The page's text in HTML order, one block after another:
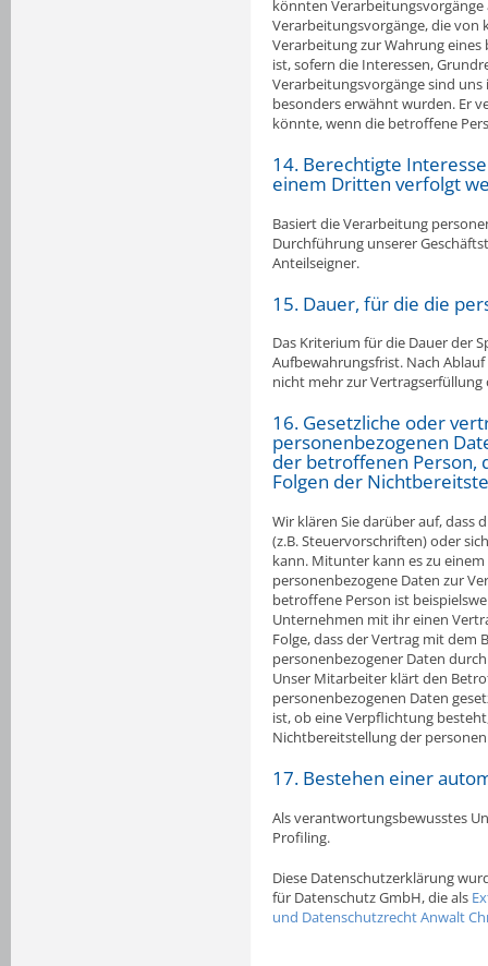
könnten Verarbeitungsvorgänge
Verarbeitungsvorgänge, die von
Verarbeitung zur Wahrung
ist, sofern die Interessen,
Verarbeitungsvorgänge sind
besonders erwähnt wurden. Er
könnte, wenn die betroffene
14. Berechtigte
einem Dritten verfolgt
Basiert die Verarbeitung
Durchführung unserer
Anteilseigner.
15. Dauer, für die die
Das Kriterium für die Dauer der
Aufbewahrungsfrist. Nach
nicht mehr zur
16. Gesetzliche oder
personenbezogenen
der betroffenen Person,
Folgen der
Wir klären Sie darüber auf, dass
(z.B. Steuervorschriften) oder
kann. Mitunter kann es zu
personenbezogene Daten zur
betroffene Person ist
Unternehmen mit ihr einen
Folge, dass der Vertrag mit
personenbezogener Daten
Unser Mitarbeiter klärt den
personenbezogenen Daten
ist, ob eine Verpflichtung
Nichtbereitstellung der
17. Bestehen einer
Als verantwortungsbewusstes
Profiling.
Diese Datenschutzerklärung
für Datenschutz GmbH, die als
und Datenschutzrecht Anwalt